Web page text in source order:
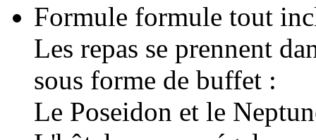
Formule formule tout
Les repas se prennent
sous forme de buffet :
Le Poseidon et le